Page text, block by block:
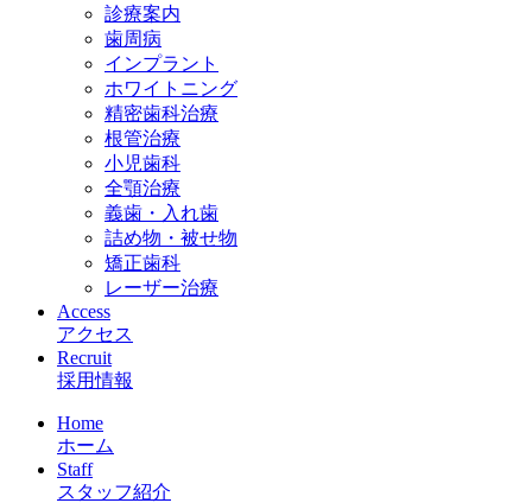
診療案内
歯周病
インプラント
ホワイトニング
精密歯科治療
根管治療
小児歯科
全顎治療
義歯・入れ歯
詰め物・被せ物
矯正歯科
レーザー治療
Access
アクセス
Recruit
採用情報
Home
ホーム
Staff
スタッフ紹介